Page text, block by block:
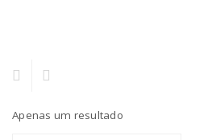
Apenas um resultado